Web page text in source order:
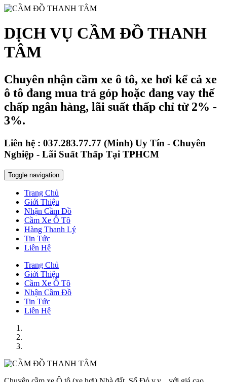
DỊCH VỤ CẦM ĐỒ THANH
TÂM
Chuyên nhận cầm xe ô tô, xe hơi kể cả xe
ô tô đang mua trả góp hoặc đang vay thế
chấp ngân hàng, lãi suất thấp chỉ từ 2% -
3%.
Liên hệ : 037.283.77.77 (Minh) Uy Tín - Chuyên
Nghiệp - Lãi Suất Thấp Tại TPHCM
Toggle navigation
Trang Chủ
Giới Thiệu
Nhận Cầm Đồ
Cầm Xe Ô Tô
Hàng Thanh Lý
Tin Tức
Liên Hệ
Trang Chủ
Giới Thiệu
Cầm Xe Ô Tô
Nhận Cầm Đồ
Tin Tức
Liên Hệ